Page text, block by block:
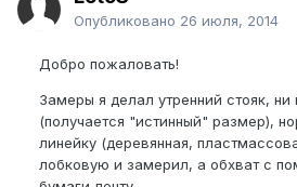
Опубликовано 26 июля, 2014
Добро пожаловать!
Замеры я делал утренний стояк, ни
(получается "истинный" размер),
линейку (деревянная,
лобковую и замерил, а обхват с